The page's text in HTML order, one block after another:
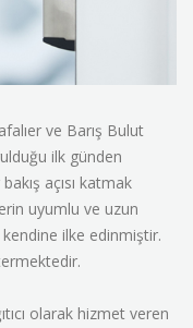
ve Barış Bulut
ilk günden
açısı katmak
uyumlu ve uzun
kendine ilke edinmiştir.
olarak hizmet veren